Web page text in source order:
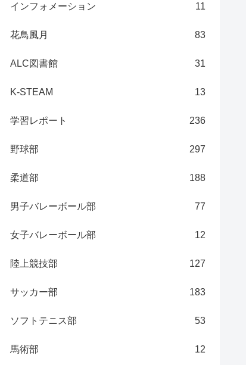
インフォメーション 11
花鳥風月 83
ALC図書館 31
K-STEAM 13
学習レポート 236
野球部 297
柔道部 188
男子バレーボール部 77
女子バレーボール部 12
陸上競技部 127
サッカー部 183
ソフトテニス部 53
馬術部 12